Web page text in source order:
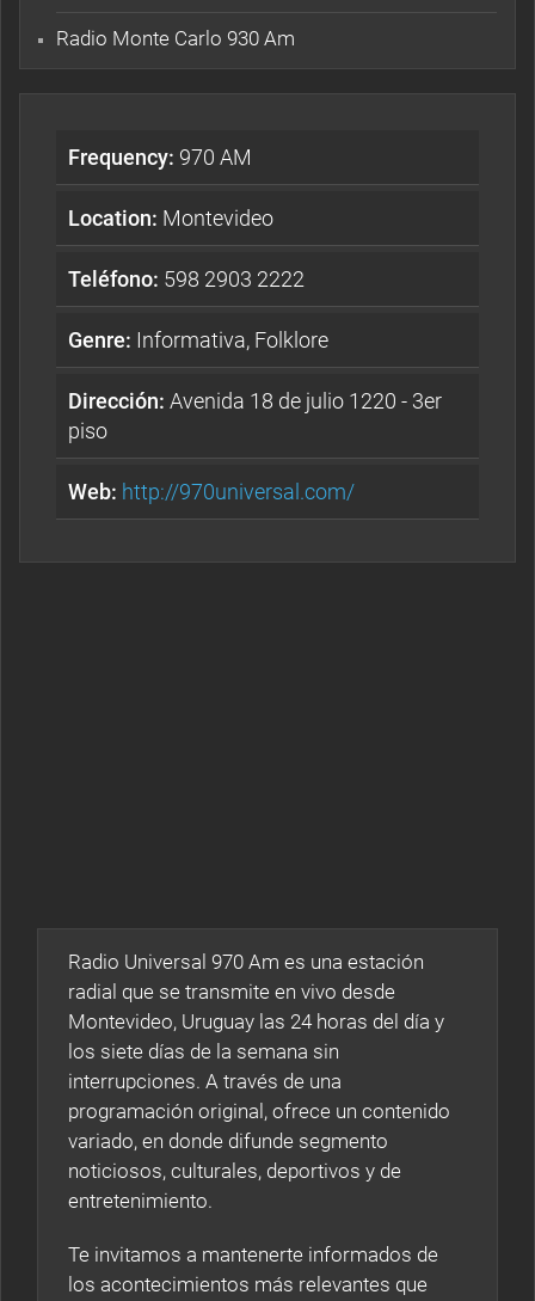
Frequency: 970 AM
Location: Montevideo
Teléfono: 598 2903 2222
Genre: Informativa, Folklore
Dirección: Avenida 18 de julio 1220 - 3er
piso
Web: http://970universal.com/
Radio Universal 970 Am es una estación
radial que se transmite en vivo desde
Montevideo, Uruguay las 24 horas del día y
los siete días de la semana sin
interrupciones. A través de una
programación original, ofrece un contenido
variado, en donde difunde segmento
noticiosos, culturales, deportivos y de
entretenimiento.
Te invitamos a mantenerte informados de
los acontecimientos más relevantes que
Radio Monte Carlo 930 Am